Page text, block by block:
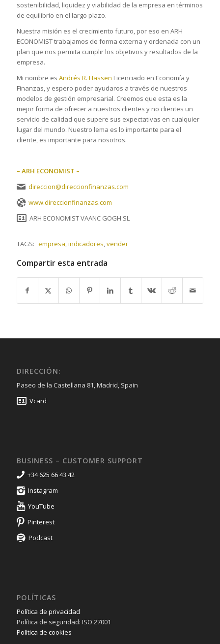
sostenibilidad, liquidez y viabilidad de la empresa en términos
de equilibrio en el largo plazo.
Nuestra misión es el crecimiento futuro, por eso en ARH
ECONOMIST trabajamos de forma externa y ordenada con un
plan que nos permita cumplir los objetivos y resultados de la
empresa.
Mi nombre es Andrés R. Hassen Licenciado en Economía y
Finanzas, y espero poder ayudaros a través de nuestros
modelos de gestión empresarial. Creemos que esta es la
mejor forma de ofrecer a nuestros clientes y no clientes un
servicio de calidad que supere sus expectativas en cualquier
lugar del mundo. Nuestro lema es lo importante para el
cliente, es importante para nosotros.
– ARH ECONOMIST –
direccion@direccionfinanzas.com
www.direccionfinanzas.com
ARH ECONOMIST VAANC GOGH SL
TAGS: empresa,indicadores,vender
Compartir esta entrada
DIRECCIÓN:
Paseo de la Castellana 81, Madrid, Spain
Vcard
BUSINESS – CUSTOMER SUPPORT
+34 625 66 43 42
Instagram
YouTube
Pinterest
Podcast
POLÍTICAS
Política de privacidad
Política de seguridad: ISO 27001
Política de cookies